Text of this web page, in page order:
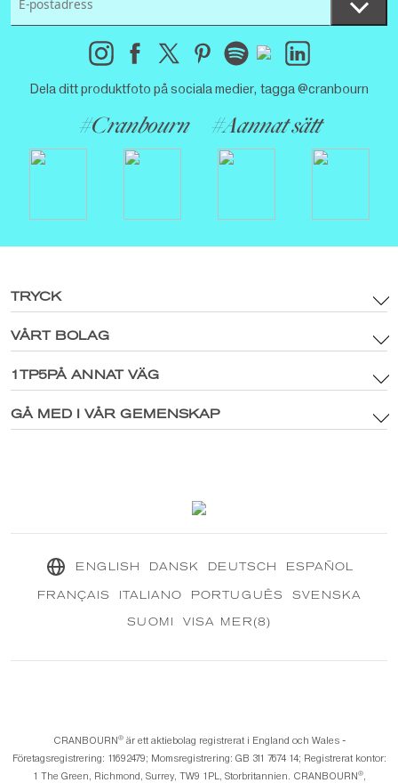
Dela ditt produktfoto på sociala medier, tagga @cranbourn
#Cranbourn #Aannat sätt
TRYCK
Allmänna Villkor
Varumärkestillgångar och digital mediapolicy
Cookiepolicy
VÅRT BOLAG
Huvudsida
Utforska CRANBOURN®
1TP5PÅ ANNAT VÄG
Inuti CRANBOURN®
GÅ MED I VÅR GEMENSKAP
ENGLISH DANSK DEUTSCH ESPAÑOL
FRANÇAIS ITALIANO PORTUGUÊS SVENSKA
SUOMI VISA MER(8)
CRANBOURN®️är ett aktiebolag registrerat i England och Wales -
Företagsregistrering: 11692479; Momsregistrering: GB 311 7674 14; Registrerat kontor:
1 The Green, Richmond, Surrey, TW9 1PL, Storbritannien. CRANBOURN®️,